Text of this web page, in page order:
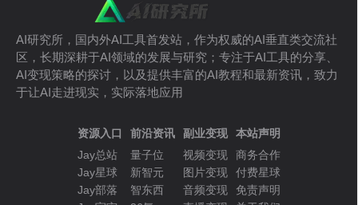
AI研究所，国内外AI工具首发站，作为权威的AI垂直类交流社
区，长期深耕于AI领域的发展与研究；专注于AI工具的分享、
AI变现策略的探讨，以及提供丰富的AI教程和最新资讯，致力
于让AI走进现实，实际落地应用
资源入口
Jay总站
Jay星球
Jay部落
前沿资讯
量子位
新智元
智东西
副业变现
视频变现
图片变现
音频变现
本站声明
商务合作
付费星球
免责声明